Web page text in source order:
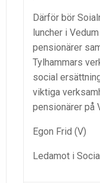
Därför bör
luncher i
pensionärer
Tylhammars
social
viktiga
pensionärer på
Egon Frid (V)
Ledamot i